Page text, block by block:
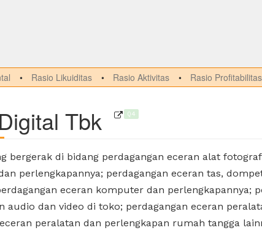
Rasio Likuiditas Rasio Aktivitas Rasio Profitabilitas
Tbk Q4
bergerak di bidang perdagangan eceran alat
perlengkapannya; perdagangan eceran tas,
eceran komputer dan perlengkapannya;
audio dan video di toko; perdagangan eceran
peralatan dan perlengkapan rumah tangga